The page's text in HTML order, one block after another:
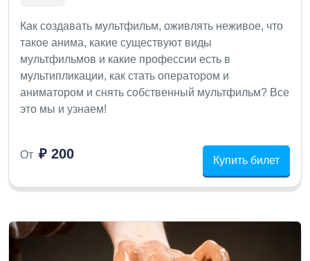
Как создавать мультфильм, оживлять неживое, что
такое анима, какие существуют виды
мультфильмов и какие профессии есть в
мультипликации, как стать оператором и
аниматором и снять собственный мультфильм? Все
это мы и узнаем!
От ₽ 200 Купить билет